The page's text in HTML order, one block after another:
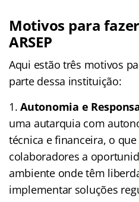
Motivos para
ARSEP
Aqui estão três motivos
parte dessa instituição:
Autonomia e
uma autarquia com
técnica e financeira, o
colaboradores a
ambiente onde têm
implementar soluções